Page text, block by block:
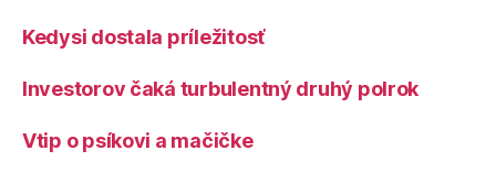
Kedysi dostala príležitosť
Investorov čaká turbulentný druhý polrok
Vtip o psíkovi a mačičke